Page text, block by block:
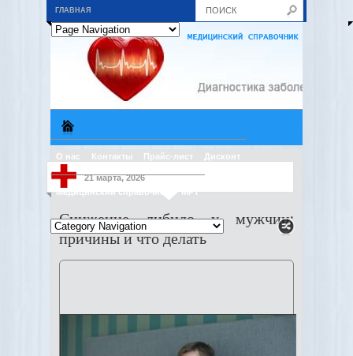
ГЛАВНАЯ
О нас Контакты Прайс-лист Дисконт
Медицинский справочник МРТ
21 марта, 2026
Снижение либидо у мужчин:
причины и что делать